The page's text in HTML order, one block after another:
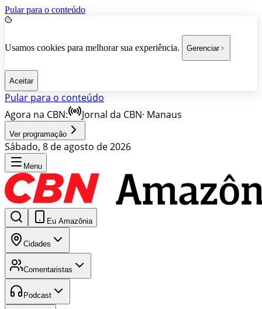
Pular para o conteúdo
Usamos cookies para melhorar sua experiência. Gerenciar
Aceitar
Pular para o conteúdo
Agora na CBN:
Jornal da CBN· Manaus
Ver programação
Sábado, 8 de agosto de 2026
Menu
Eu Amazônia
Cidades
Comentaristas
Podcast